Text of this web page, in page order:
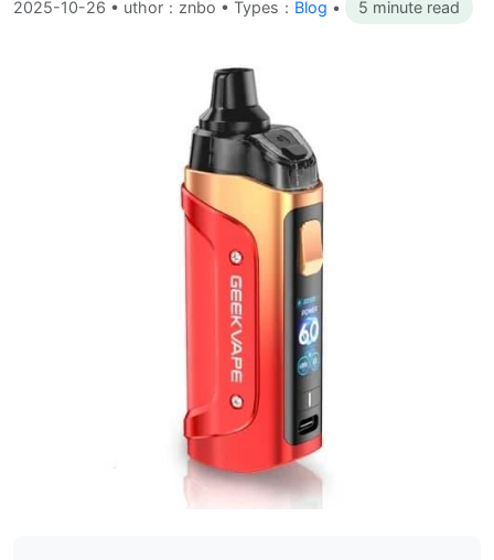
2025-10-26 • uthor：znbo • Types： Blog • 5 minute read